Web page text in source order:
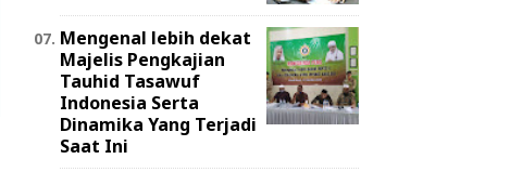
Mengenal lebih dekat
Majelis Pengkajian
Tauhid Tasawuf
Indonesia Serta
Dinamika Yang Terjadi
Saat Ini